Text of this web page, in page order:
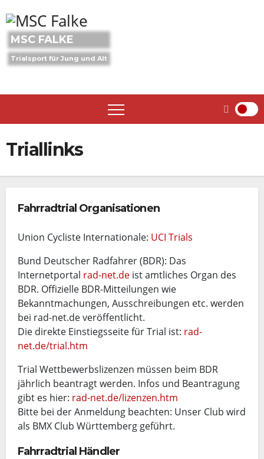
to
content
MSC FALKE
Trialsport für Jung und Alt
Triallinks
Fahrradtrial Organisationen
Union Cycliste Internationale: UCI Trials
Bund Deutscher Radfahrer (BDR): Das
Internetportal rad-net.de ist amtliches Organ des
BDR. Offizielle BDR-Mitteilungen wie
Bekanntmachungen, Ausschreibungen etc. werden
bei rad-net.de veröffentlicht.
Die direkte Einstiegsseite für Trial ist: rad-
net.de/trial.htm
Trial Wettbewerbslizenzen müssen beim BDR
jährlich beantragt werden. Infos und Beantragung
gibt es hier: rad-net.de/lizenzen.htm
Bitte bei der Anmeldung beachten: Unser Club wird
als BMX Club Württemberg geführt.
Fahrradtrial Händler